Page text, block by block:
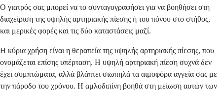
Ο γιατρός σας μπορεί να το συνταγογραφήσει για να βοηθήσει στη
διαχείριση της υψηλής αρτηριακής πίεσης ή του πόνου στο στήθος,
και μερικές φορές και τις δύο καταστάσεις μαζί.
Η κύρια χρήση είναι η θεραπεία της υψηλής αρτηριακής πίεσης, που
ονομάζεται επίσης υπέρταση. Η υψηλή αρτηριακή πίεση συχνά δεν
έχει συμπτώματα, αλλά βλάπτει σιωπηλά τα αιμοφόρα αγγεία σας με
την πάροδο του χρόνου. Η αμλοδιπίνη βοηθά στη μείωση αυτών των